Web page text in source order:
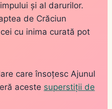
și al darurilor.
de Crăciun
cu inima curată pot
care însoțesc Ajunul
aceste superstiții de